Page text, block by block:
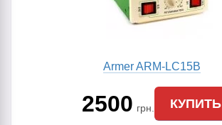
Armer ARM-LC15B
2500 грн. КУПИТЬ